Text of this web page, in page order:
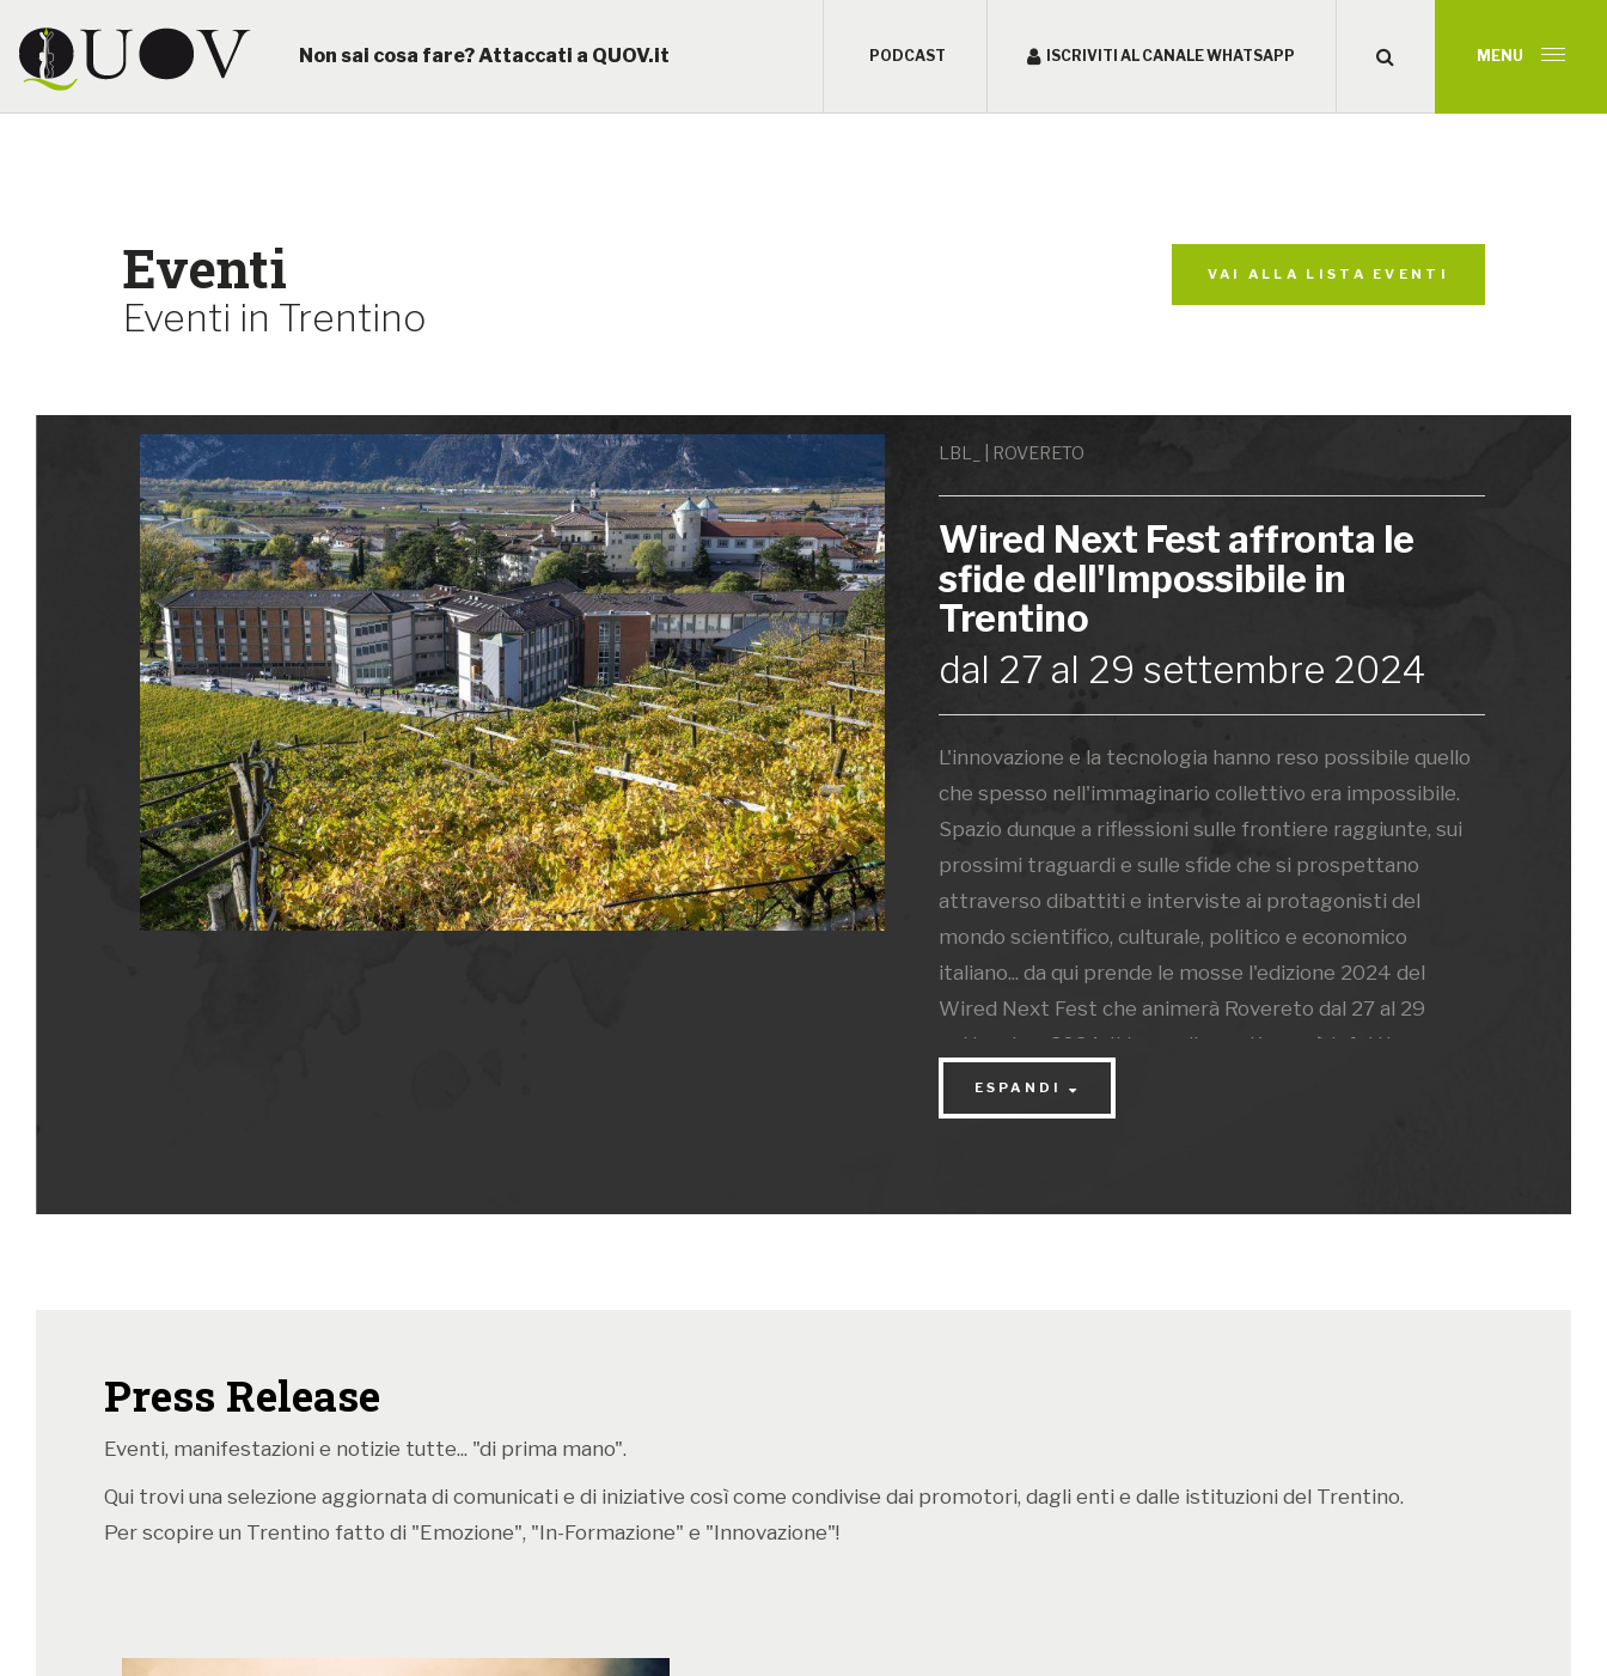
Non sai cosa fare? Attaccati a QUOV.it PODCAST ISCRIVITI AL CANALE WHATSAPP MENU
Eventi VAI ALLA LISTA EVENTI
Eventi in Trentino
LBL_ | ROVERETO
Wired Next Fest affronta le
sfide dell'Impossibile in
Trentino
dal 27 al 29 settembre 2024
L'innovazione e la tecnologia hanno reso possibile quello
che spesso nell'immaginario collettivo era impossibile.
Spazio dunque a riflessioni sulle frontiere raggiunte, sui
prossimi traguardi e sulle sfide che si prospettano
attraverso dibattiti e interviste ai protagonisti del
mondo scientifico, culturale, politico e economico
italiano... da qui prende le mosse l'edizione 2024 del
Wired Next Fest che animerà Rovereto dal 27 al 29
settembre 2024. Il tema di quest'anno è infatti:
"Impossibile".
ESPANDI
Press Release
Eventi, manifestazioni e notizie tutte... "di prima mano".
Qui trovi una selezione aggiornata di comunicati e di iniziative così come condivise dai promotori, dagli enti e dalle istituzioni del Trentino.
Per scopire un Trentino fatto di "Emozione", "In-Formazione" e "Innovazione"!